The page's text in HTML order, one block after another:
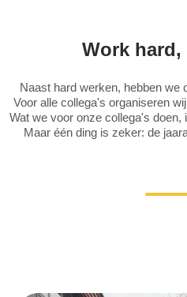
Work hard,
Naast hard werken, hebben we
Voor alle collega's organiseren
Wat we voor onze collega's
Maar één ding is zeker: de